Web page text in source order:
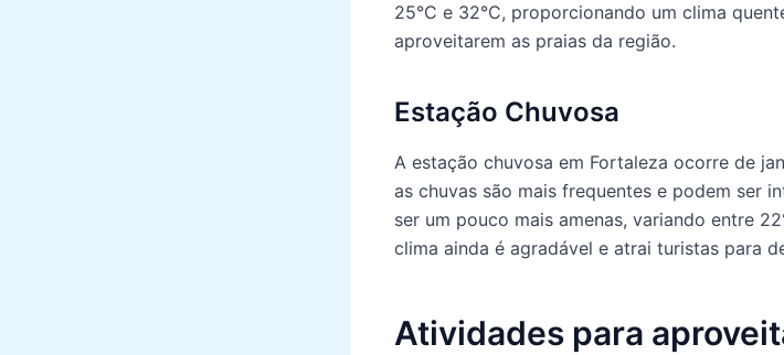
25°C e 32°C, proporcionando um clima
aproveitarem as praias da região.
Estação Chuvosa
A estação chuvosa em Fortaleza ocorre de
as chuvas são mais frequentes e podem ser
ser um pouco mais amenas, variando entre
clima ainda é agradável e atrai turistas para
Atividades para